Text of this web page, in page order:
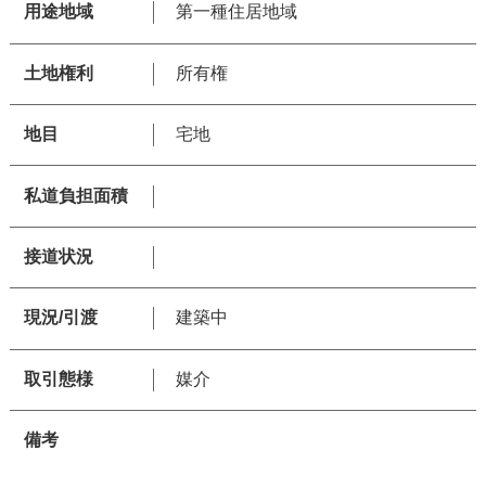
用途地域 第一種住居地域
土地権利 所有権
地目 宅地
私道負担面積
接道状況
現況/引渡 建築中
取引態様 媒介
備考